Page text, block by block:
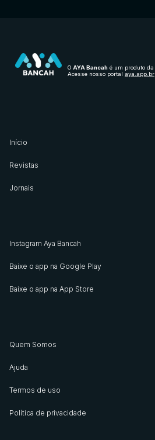
O AYA Bancah é um produto da
Acesse nosso portal aya.app.br
Início
Revistas
Jornais
Instagram Aya Bancah
Baixe o app na Google Play
Baixe o app na App Store
Quem Somos
Ajuda
Termos de uso
Política de privacidade